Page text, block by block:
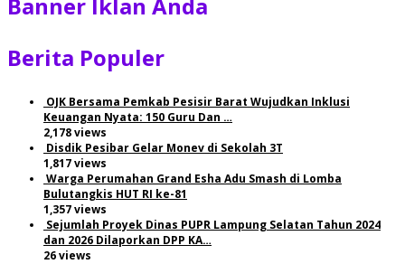
Berita Populer
OJK Bersama Pemkab Pesisir Barat Wujudkan Inklusi
Keuangan Nyata: 150 Guru Dan …
2,178 views
Disdik Pesibar Gelar Monev di Sekolah 3T
1,817 views
Warga Perumahan Grand Esha Adu Smash di Lomba
Bulutangkis HUT RI ke-81
1,357 views
Sejumlah Proyek Dinas PUPR Lampung Selatan Tahun 2024
dan 2026 Dilaporkan DPP KA…
26 views